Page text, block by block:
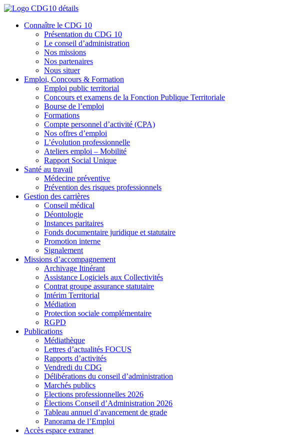
Connaître le CDG 10
Présentation du CDG 10
Le conseil d’administration
Nos missions
Nos partenaires
Nous situer
Emploi, Concours & Formation
Emploi public territorial
Concours et examens de la Fonction Publique Territoriale
Bourse de l’emploi
Formations
Compte personnel d’activité (CPA)
Nos offres d’emploi
L’évolution professionnelle
Ateliers emploi – Mobilité
Rapport Social Unique
Santé au travail
Médecine préventive
Prévention des risques professionnels
Gestion des carrières
Conseil médical
Déontologie
Instances paritaires
Fonds documentaire juridique et statutaire
Promotion interne
Signalement
Missions d’accompagnement
Archivage Itinérant
Assistance Logiciels aux Collectivités
Contrat groupe assurance statutaire
Intérim Territorial
Médiation
Protection sociale complémentaire
RGPD
Publications
Médiathèque
Lettres d’actualités FOCUS
Rapports d’activités
Vendredi du CDG
Délibérations du conseil d’administration
Marchés publics
Elections professionnelles 2026
Élections Conseil d’Administration 2026
Tableau annuel d’avancement de grade
Panorama de l’Emploi
Accès espace extranet